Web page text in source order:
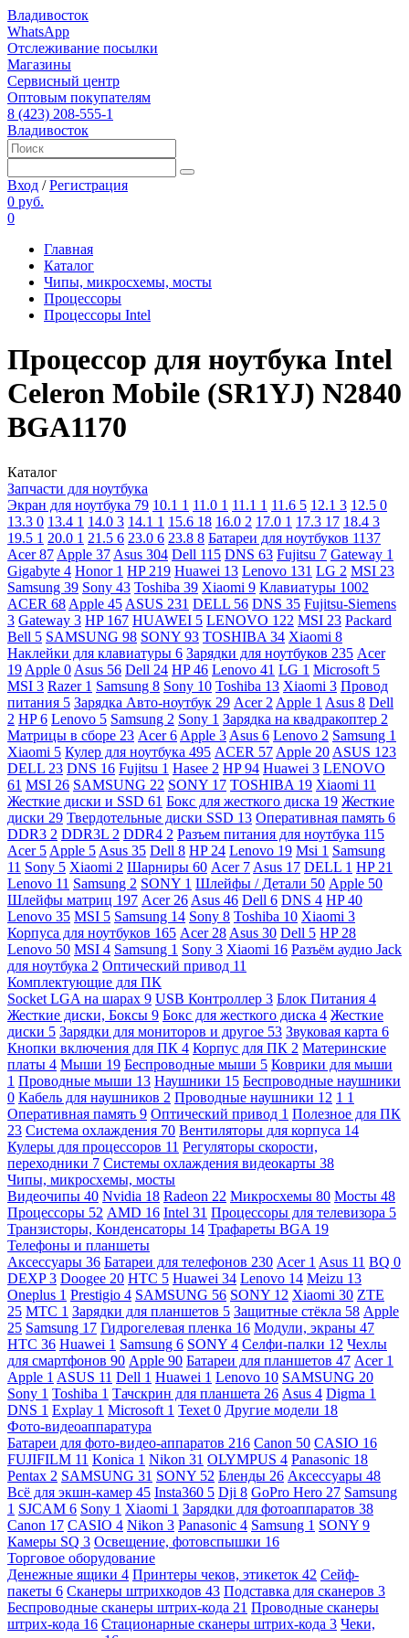
Владивосток
WhatsApp
Отслеживание посылки
Магазины
Сервисный центр
Оптовым покупателям
8 (423) 208-555-1
Владивосток
Вход /Регистрация
0 руб.
0
Главная
Каталог
Чипы, микросхемы, мосты
Процессоры
Процессоры Intel
Процессор для ноутбука Intel
Celeron Mobile (SR1YJ) N2840
BGA1170
Каталог
Запчасти для ноутбука
Экран для ноутбука 79 10.1 1 11.0 1 11.1 1 11.6 5 12.1 3 12.5 0
13.3 0 13.4 1 14.0 3 14.1 1 15.6 18 16.0 2 17.0 1 17.3 17 18.4 3
19.5 1 20.0 1 21.5 6 23.0 6 23.8 8 Батареи для ноутбуков 1137
Acer87 Apple 37 Asus 304 Dell 115 DNS 63 Fujitsu 7 Gateway 1
Gigabyte 4 Honor 1 HP 219 Huawei 13 Lenovo 131 LG 2 MSI 23
Samsung 39 Sony 43 Toshiba 39 Xiaomi 9 Клавиатуры 1002
ACER 68 Apple 45 ASUS 231 DELL 56 DNS 35 Fujitsu-Siemens
3 Gateway 3 HP 167 HUAWEI 5 LENOVO 122 MSI 23 Packard
Bell 5 SAMSUNG 98 SONY 93 TOSHIBA 34 Xiaomi 8
Наклейки для клавиатуры 6 Зарядки для ноутбуков 235 Acer
19 Apple 0 Asus 56 Dell 24 HP46 Lenovo 41 LG 1 Microsoft 5
MSI 3 Razer 1 Samsung 8 Sony 10 Toshiba 13 Xiaomi 3 Провод
питания 5 Зарядка Авто-ноутбук 29 Acer 2 Apple 1 Asus 8 Dell
2 HP6 Lenovo 5 Samsung 2 Sony 1 Зарядка на квадракоптер 2
Матрицы в сборе 23 Acer6 Apple 3 Asus 6 Lenovo 2 Samsung 1
Xiaomi 5 Кулер для ноутбука 495 ACER 57 Apple 20 ASUS 123
DELL 23 DNS 16 Fujitsu 1 Hasee 2 HP94 Huawei 3 LENOVO
61 MSI 26 SAMSUNG 22 SONY 17 TOSHIBA 19 Xiaomi 11
Жесткие диски и SSD 61 Бокс для жесткого диска 19 Жесткие
диски 29 Твердотельные диски SSD 13 Оперативная память 6
DDR3 2 DDR3L 2 DDR4 2 Разъем питания для ноутбука 115
Acer 5 Apple 5 Asus 35 Dell 8 HP 24 Lenovo 19 Msi 1 Samsung
11 Sony 5 Xiaomi 2 Шарниры 60 Acer 7 Asus 17 DELL 1 HP 21
Lenovo 11 Samsung 2 SONY 1 Шлейфы / Детали 50 Apple 50
Шлейфы матриц 197 Acer 26 Asus 46 Dell 6 DNS 4 HP40
Lenovo 35 MSI 5 Samsung 14 Sony 8 Toshiba 10 Xiaomi 3
Корпуса для ноутбуков 165 Acer 28 Asus 30 Dell 5 HP 28
Lenovo 50 MSI 4 Samsung 1 Sony 3 Xiaomi 16 Разъём аудио Jack
для ноутбука 2 Оптический привод 11
Комплектующие для ПК
Socket LGA на шарах 9 USB Контроллер 3 Блок Питания 4
Жесткие диски, Боксы 9 Бокс для жесткого диска 4 Жесткие
диски 5 Зарядки для мониторов и другое 53 Звуковая карта 6
Кнопки включения для ПК 4 Корпус для ПК 2 Материнские
платы 4 Мыши 19 Беспроводные мыши 5 Коврики для мыши
1 Проводные мыши 13 Наушники 15 Беспроводные наушники
0 Кабель для наушников 2 Проводные наушники 12 1 1
Оперативная память 9 Оптический привод 1 Полезное для ПК
23 Система охлаждения 70 Вентиляторы для корпуса 14
Кулеры для процессоров 11 Регуляторы скорости,
переходники 7 Системы охлаждения видеокарты 38
Чипы, микросхемы, мосты
Видеочипы 40 Nvidia 18 Radeon 22 Микросхемы 80 Мосты 48
Процессоры 52 AMD 16 Intel 31 Процессоры для телевизора 5
Транзисторы, Конденсаторы 14 Трафареты BGA 19
Телефоны и планшеты
Аксессуары 36 Батареи для телефонов 230 Acer 1 Asus 11 BQ 0
DEXP3 Doogee 20 HTC 5 Huawei 34 Lenovo 14 Meizu 13
Oneplus 1 Prestigio 4 SAMSUNG 56 SONY 12 Xiaomi 30 ZTE
25 МТС 1 Зарядки для планшетов 5 Защитные стёкла 58 Apple
25 Samsung 17 Гидрогелевая пленка 16 Модули, экраны 47
HTC 36 Huawei 1 Samsung 6 SONY 4 Селфи-палки 12 Чехлы
для смартфонов 90 Apple 90 Батареи для планшетов 47 Acer 1
Apple 1 ASUS 11 Dell 1 Huawei 1 Lenovo 10 SAMSUNG 20
Sony 1 Toshiba 1 Тачскрин для планшета 26 Asus 4 Digma 1
DNS 1 Explay 1 Microsoft 1 Texet 0 Другие модели 18
Фото-видеоаппаратура
Батареи для фото-видео-аппаратов 216 Canon 50 CASIO 16
FUJIFILM 11 Konica 1 Nikon 31 OLYMPUS 4 Panasonic 18
Pentax 2 SAMSUNG 31 SONY 52 Бленды 26 Аксессуары 48
Всё для экшн-камер 45 Insta360 5 Dji 8 GoPro Hero 27 Samsung
1 SJCAM 6 Sony 1 Xiaomi 1 Зарядки для фотоаппаратов 38
Canon 17 CASIO 4 Nikon 3 Panasonic 4 Samsung 1 SONY 9
Камеры SQ 3 Освещение, фотовспышки 16
Торговое оборудование
Денежные ящики 4 Принтеры чеков, этикеток 42 Сейф-
пакеты 6 Сканеры штрихкодов 43 Подставка для сканеров 3
Беспроводные сканеры штрих-кода 21 Проводные сканеры
штрих-кода 16 Стационарные сканеры штрих-кода 3 Чеки,